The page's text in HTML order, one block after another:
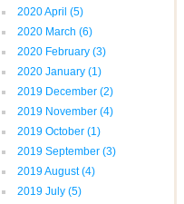
2020 April (5)
2020 March (6)
2020 February (3)
2020 January (1)
2019 December (2)
2019 November (4)
2019 October (1)
2019 September (3)
2019 August(4)
2019 July (5)